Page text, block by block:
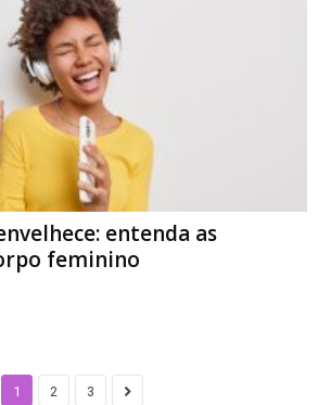
entenda as
feminino
1 2 3